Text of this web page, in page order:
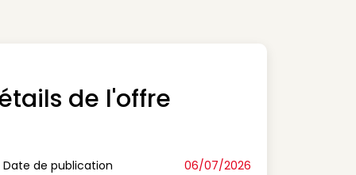
de l'offre
Date de publication 06/07/2026